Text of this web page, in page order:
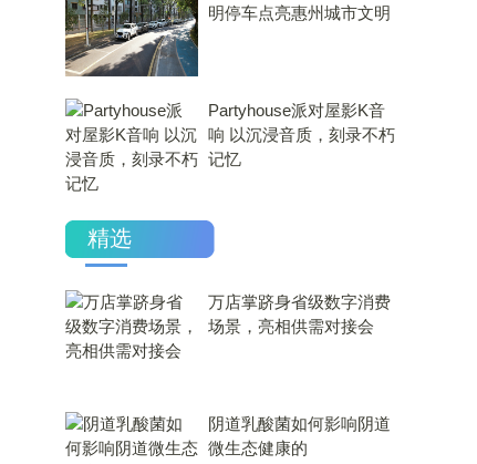
明停车点亮惠州城市文明
Partyhouse派对屋影K音
响 以沉浸音质，刻录不朽
记忆
精选
万店掌跻身省级数字消费
场景，亮相供需对接会
​阴道乳酸菌如何影响阴道
微生态健康的